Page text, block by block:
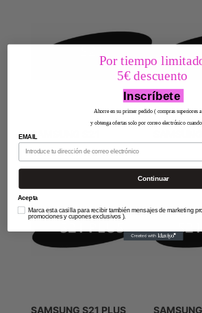
SAMSUNG S21
SAMSUNG S21 PLUS
Por tiempo
5€ descuento
Inscríbete
Ahorre en su primer pedido ( compras superiores
y obtenga ofertas solo por correo electrónico cuando
EMAIL
Continuar
Acepta
Marca esta casilla para recibir también mensajes de marketing
promociones y cupones exclusivos ).